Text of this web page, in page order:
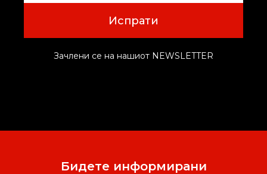
Испрати
Зачлени се на нашиот NEWSLETTER
Бидете информирани